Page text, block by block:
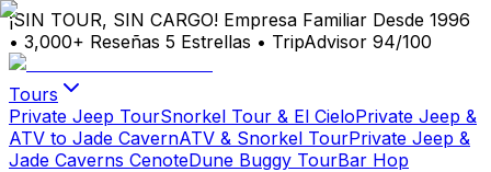
¡SIN TOUR, SIN CARGO! Empresa Familiar Desde 1996
• 3,000+ Reseñas 5 Estrellas • TripAdvisor 94/100
Tours
Private Jeep TourSnorkel Tour & El CieloPrivate Jeep &
ATV to Jade CavernATV & Snorkel TourPrivate Jeep &
Jade Caverns CenoteDune Buggy TourBar Hop